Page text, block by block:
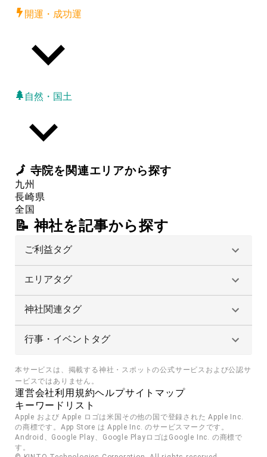
開運・成功運
自然・国土
🗾 寺院を関連エリアから探す
九州
長崎県
全国
📝 神社を記事から探す
ご利益タグ
エリアタグ
神社関連タグ
行事・イベントタグ
本サービスは、掲載する神社・スポットの公式サービスおよび公認サ
ービスではありません。
運営会社利用規約ヘルプサイトマップ
キーワードリスト
Apple および Apple ロゴは米国その他の国で登録された Apple Inc.
の商標です。App Store は Apple Inc. のサービスマークです。
Android、Google Play、Google PlayロゴはGoogle Inc. の商標で
す。